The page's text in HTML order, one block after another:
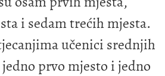
i sedam trećih mjesta.
učenici srednjih
prvo mjesto i jedno